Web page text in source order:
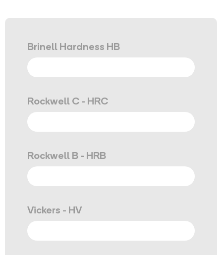
Brinell Hardness HB
Rockwell C - HRC
Rockwell B - HRB
Vickers - HV